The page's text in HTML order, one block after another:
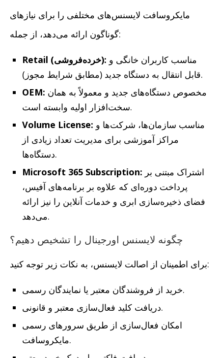
مایکروسافت لایسنس‌های مختلفی را برای نیازهای
گوناگون ارائه می‌دهد، از جمله:
Retail (خرده‌فروشی):
قابل انتقال به دستگاه جدید (مطابق شرایط مجوز).
OEM:
سخت‌افزار اولیه وابسته است.
Volume License:
مراکز آموزشی برای مدیریت تعداد زیادی از
دستگاه‌ها.
Microsoft 365 Subscription:
پرداخت دوره‌ای که علاوه بر برنامه‌های آفیس،
فضای ذخیره‌سازی ابری و خدمات آنلاین را نیز ارائه
می‌دهد.
چگونه لایسنس اورجینال را تشخیص دهیم؟
برای اطمینان از اصالت لایسنس، به نکات زیر توجه کنید:
خرید از فروشندگان معتبر یا نمایندگان رسمی.
دریافت کلید فعال‌سازی معتبر و قانونی.
امکان فعال‌سازی از طریق سرورهای رسمی
مایکروسافت.